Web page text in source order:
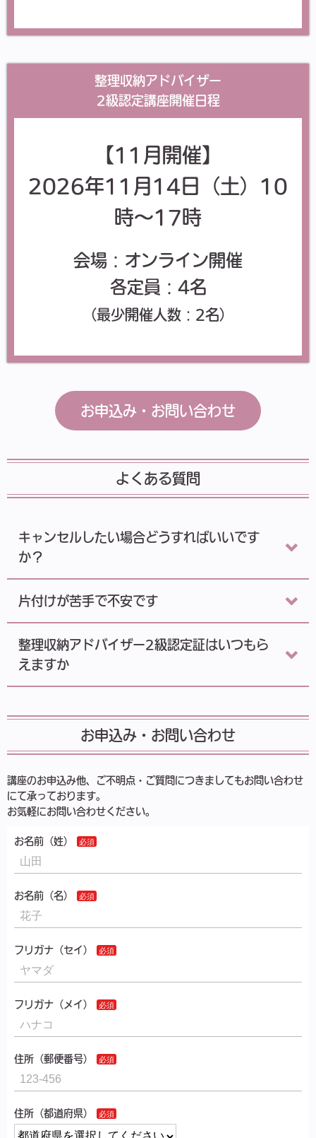
整理収納アドバイザー
2級認定講座開催日程
【11月開催】
2026年11月14日（土） 10
時～17時
会場：オンライン開催
各定員：4名
（最少開催人数：2名）
お申込み・お問い合わせ
よくある質問
キャンセルしたい場合どうすればいいです
か？
片付けが苦手で不安です
整理収納アドバイザー2級認定証はいつもら
えますか
お申込み・お問い合わせ
講座のお申込み他、ご不明点・ご質問につきましてもお問い合わせ
にて承っております。
お気軽にお問い合わせください。
お名前（姓）
お名前（名）
フリガナ（セイ）
フリガナ（メイ）
住所（郵便番号）
住所（都道府県）